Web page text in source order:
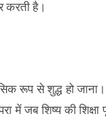
करती है।
रूप से शुद्ध हो
जब शिष्य की शिक्षा